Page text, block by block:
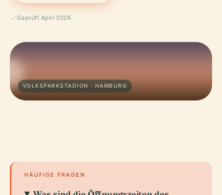
Geprüft April 2026
VOLKSPARKSTADION · HAMBURG
HÄUFIGE FRAGEN